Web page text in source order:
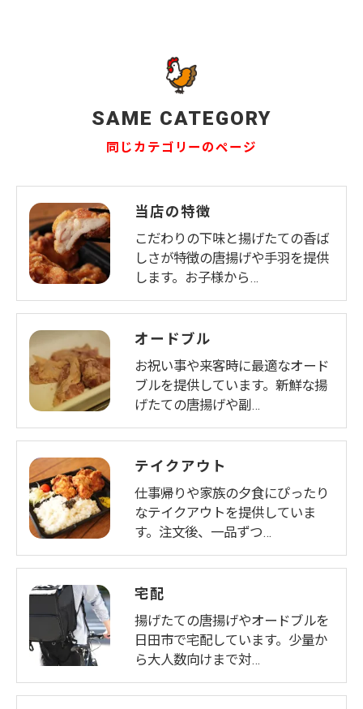
同じカテゴリーのページ
SAME CATEGORY
当店の特徴
こだわりの下味と揚げたての香ば
しさが特徴の唐揚げや手羽を提供
します。お子様から…
オードブル
お祝い事や来客時に最適なオード
ブルを提供しています。新鮮な揚
げたての唐揚げや副…
テイクアウト
仕事帰りや家族の夕食にぴったり
なテイクアウトを提供していま
す。注文後、一品ずつ…
宅配
揚げたての唐揚げやオードブルを
日田市で宅配しています。少量か
ら大人数向けまで対…